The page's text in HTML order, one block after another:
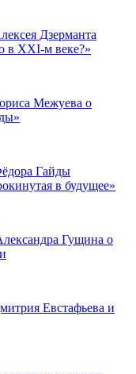
Дзерманта
в XXI-м веке?»
Межуева о
Гайды
в будущее»
Гущина о
Евстафьева и